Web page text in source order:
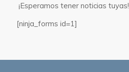
¡Esperamos tener noticias tuyas!
[ninja_forms id=1]